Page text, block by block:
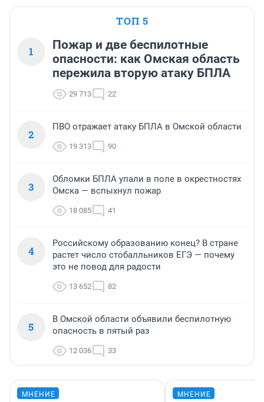
ТОП 5
1
Пожар и две беспилотные
опасности: как Омская область
пережила вторую атаку БПЛА
29 713 22
2
ПВО отражает атаку БПЛА в Омской области
19 313 90
3
Обломки БПЛА упали в поле в окрестностях
Омска — вспыхнул пожар
18 085 41
4
Российскому образованию конец? В стране
растет число стобалльников ЕГЭ — почему
это не повод для радости
13 652 82
5
В Омской области объявили беспилотную
опасность в пятый раз
12 036 33
МНЕНИЕ МНЕНИЕ